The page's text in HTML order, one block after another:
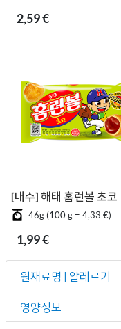
2,59 €
[내수] 해태 홈런볼 초코
46g (100 g = 4,33 €)
1,99 €
원재료명 | 알레르기
영양정보